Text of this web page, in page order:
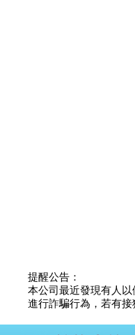
阿波羅電力:公告
法人監察人改派代
永信藥品工業:本
外廠商活動網站
資訊外流事宜
提醒公告：
本公司最近發現有人
進行詐騙行為，若有